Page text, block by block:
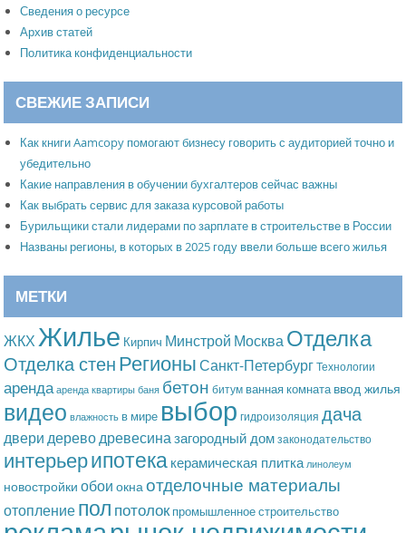
Сведения о ресурсе
Архив статей
Политика конфиденциальности
СВЕЖИЕ ЗАПИСИ
Как книги Aamcopy помогают бизнесу говорить с аудиторией точно и
убедительно
Какие направления в обучении бухгалтеров сейчас важны
Как выбрать сервис для заказа курсовой работы
Бурильщики стали лидерами по зарплате в строительстве в России
Названы регионы, в которых в 2025 году ввели больше всего жилья
МЕТКИ
ЖКХ Жилье Кирпич Минстрой МоскваОтделка
Отделка стенРегионы Санкт-Петербург Технологии
аренда аренда квартиры баня бетон битум ванная комната ввод жилья
видео влажность в мире выбор гидроизоляция дача
двери дереводревесиназагородный дом законодательство
интерьерипотека керамическая плитка линолеум
новостройки обои окна отделочные материалы
отоплениепол потолок промышленное строительство